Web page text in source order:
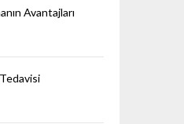
Avantajları